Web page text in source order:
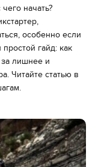
начать?
особенно если
гайд: как
за лишнее и
Читайте статью в